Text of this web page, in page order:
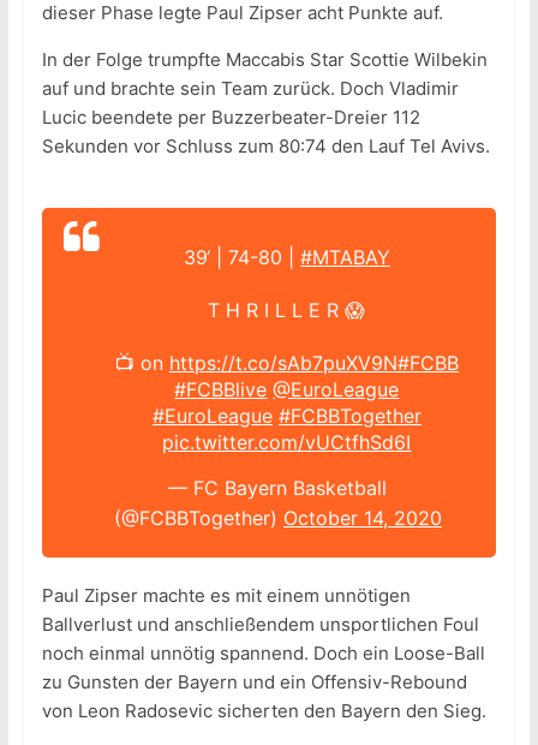
dieser Phase legte Paul Zipser acht Punkte auf.
In der Folge trumpfte Maccabis Star Scottie Wilbekin
auf und brachte sein Team zurück. Doch Vladimir
Lucic beendete per Buzzerbeater-Dreier 112
Sekunden vor Schluss zum 80:74 den Lauf Tel Avivs.
39‘ | 74-80 | #MTABAY
T H R I L L E R 😱
📺 on https://t.co/sAb7puXV9N#FCBB
#FCBBlive @EuroLeague
#EuroLeague #FCBBTogether
pic.twitter.com/vUCtfhSd6I
— FC Bayern Basketball
(@FCBBTogether) October 14, 2020
Paul Zipser machte es mit einem unnötigen
Ballverlust und anschließendem unsportlichen Foul
noch einmal unnötig spannend. Doch ein Loose-Ball
zu Gunsten der Bayern und ein Offensiv-Rebound
von Leon Radosevic sicherten den Bayern den Sieg.